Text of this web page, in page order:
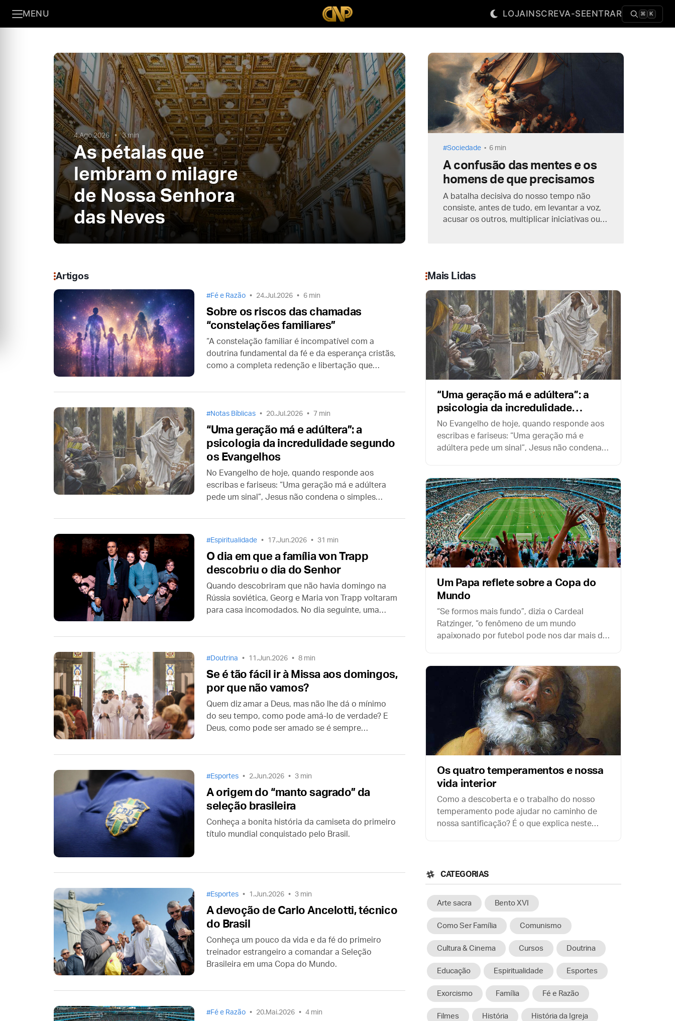
MENU LOJAINSCREVA-SEENTRAR ⌘ K
4.Ago.2026 3 min
As pétalas que
lembram o milagre
de Nossa Senhora
das Neves
Sociedade 6 min
A confusão das mentes e os
homens de que precisamos
A batalha decisiva do nosso tempo não
consiste, antes de tudo, em levantar a voz,
acusar os outros, multiplicar iniciativas ou
Artigos
Fé e Razão 24.Jul.2026 6 min
Sobre os riscos das chamadas
“constelações familiares”
“A constelação familiar é incompatível com a
doutrina fundamental da fé e da esperança cristãs,
como a completa redenção e libertação que
Notas Bíblicas 20.Jul.2026 7 min
“Uma geração má e adúltera”: a
psicologia da incredulidade segundo
os Evangelhos
No Evangelho de hoje, quando responde aos
escribas e fariseus: “Uma geração má e adúltera
pede um sinal”, Jesus não condena o simples
pedir um sinal, mas na disposição interior com que
Espiritualidade 17.Jun.2026 31 min
O dia em que a família von Trapp
descobriu o dia do Senhor
Quando descobriram que não havia domingo na
Rússia soviética, Georg e Maria von Trapp voltaram
para casa incomodados. No dia seguinte, uma
Doutrina 11.Jun.2026 8 min
Se é tão fácil ir à Missa aos domingos,
por que não vamos?
Quem diz amar a Deus, mas não lhe dá o mínimo
do seu tempo, como pode amá-lo de verdade? E
Deus, como pode ser amado se é sempre
Esportes 2.Jun.2026 3 min
A origem do “manto sagrado” da
seleção brasileira
Conheça a bonita história da camiseta do primeiro
título mundial conquistado pelo Brasil.
Esportes 1.Jun.2026 3 min
A devoção de Carlo Ancelotti, técnico
do Brasil
Conheça um pouco da vida e da fé do primeiro
treinador estrangeiro a comandar a Seleção
Brasileira em uma Copa do Mundo.
Fé e Razão 20.Mai.2026 4 min
Mais Lidas
“Uma geração má e adúltera”: a
psicologia da incredulidade
segundo os Evangelhos
No Evangelho de hoje, quando responde aos
escribas e fariseus: “Uma geração má e
adúltera pede um sinal”, Jesus não condena o
disposição interior com que ele é pedido.
Um Papa reflete sobre a Copa do
Mundo
“Se formos mais fundo”, dizia o Cardeal
Ratzinger, “o fenômeno de um mundo
apaixonado por futebol pode nos dar mais do
Os quatro temperamentos e nossa
vida interior
Como a descoberta e o trabalho do nosso
temperamento pode ajudar no caminho de
nossa santificação? É o que explica neste
CATEGORIAS
Arte sacra Bento XVI
Como Ser Família Comunismo
Cultura & Cinema Cursos Doutrina
Educação Espiritualidade Esportes
Exorcismo Família Fé e Razão
Filmes História História da Igreja